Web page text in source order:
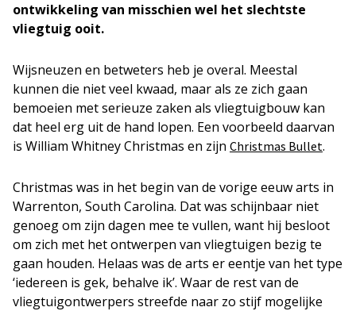
ontwikkeling van misschien wel het slechtste
vliegtuig ooit.
Wijsneuzen en betweters heb je overal. Meestal
kunnen die niet veel kwaad, maar als ze zich gaan
bemoeien met serieuze zaken als vliegtuigbouw kan
dat heel erg uit de hand lopen. Een voorbeeld daarvan
is William Whitney Christmas en zijn Christmas Bullet.
Christmas was in het begin van de vorige eeuw arts in
Warrenton, South Carolina. Dat was schijnbaar niet
genoeg om zijn dagen mee te vullen, want hij besloot
om zich met het ontwerpen van vliegtuigen bezig te
gaan houden. Helaas was de arts er eentje van het type
‘iedereen is gek, behalve ik’. Waar de rest van de
vliegtuigontwerpers streefde naar zo stijf mogelijke